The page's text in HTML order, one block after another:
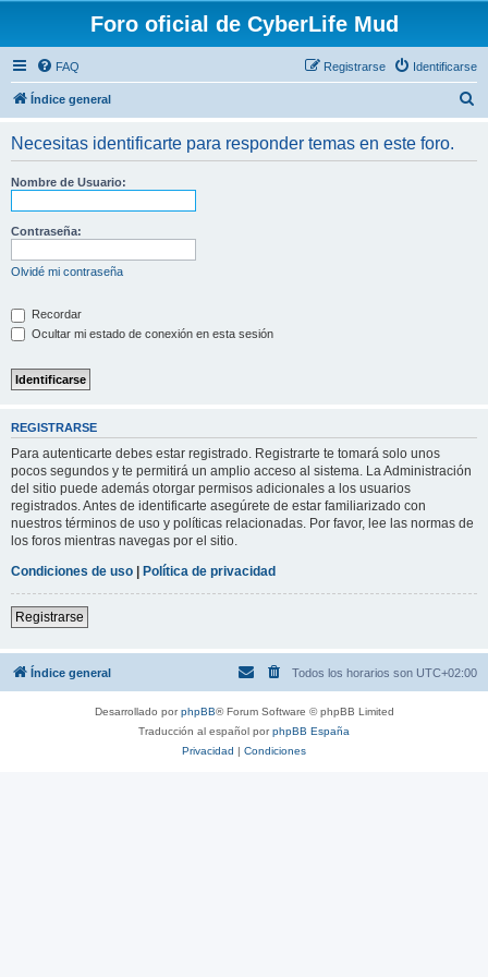
Foro oficial de CyberLife Mud
FAQ Identificarse
Registrarse
Índice general
Necesitas identificarte para responder temas en este foro.
Nombre de Usuario:
Contraseña:
Olvidé mi contraseña
Recordar
Ocultar mi estado de conexión en esta sesión
REGISTRARSE
Para autenticarte debes estar registrado. Registrarte te tomará solo unos
pocos segundos y te permitirá un amplio acceso al sistema. La Administración
del sitio puede además otorgar permisos adicionales a los usuarios
registrados. Antes de identificarte asegúrete de estar familiarizado con
nuestros términos de uso y políticas relacionadas. Por favor, lee las normas de
los foros mientras navegas por el sitio.
Condiciones de uso | Política de privacidad
Registrarse
Índice general Todos los horarios son UTC+02:00
Desarrollado porphpBB® Forum Software © phpBB Limited
Traducción al español porphpBB España
Privacidad | Condiciones